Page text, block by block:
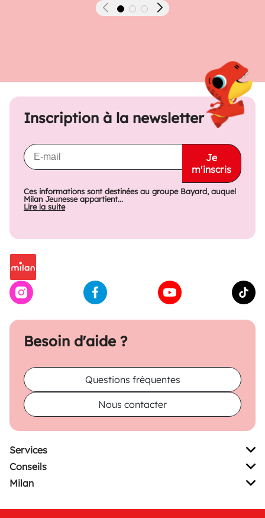
Précédent Suivant
Besoin d'aide ?
Questions fréquentes
Nous contacter
Inscription à la newsletter
Je
m'inscris
Ces informations sont destinées au groupe Bayard, auquel
Milan Jeunesse appartient...
Lire la suite
Services
Conseils
Milan